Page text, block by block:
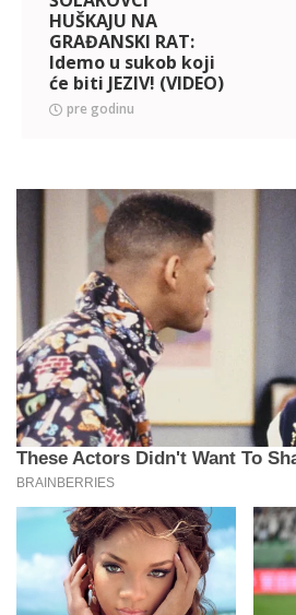
HUŠKAJU NA
GRAĐANSKI RAT:
Idemo u sukob koji
će biti JEZIV! (VIDEO)
pre godinu